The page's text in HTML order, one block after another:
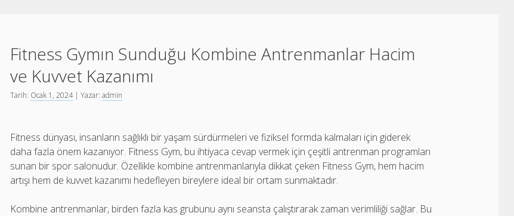
Fitness Gymın Sunduğu Kombine Antrenmanlar Hacim
ve Kuvvet Kazanımı
Tarih: Ocak 1, 2024| Yazar:admin
Fitness dünyası, insanların sağlıklı bir yaşam sürdürmeleri ve fiziksel formda kalmaları için giderek
daha fazla önem kazanıyor. Fitness Gym, bu ihtiyaca cevap vermek için çeşitli antrenman programları
sunan bir spor salonudur. Özellikle kombine antrenmanlarıyla dikkat çeken Fitness Gym, hem hacim
artışı hem de kuvvet kazanımı hedefleyen bireylere ideal bir ortam sunmaktadır.
Kombine antrenmanlar, birden fazla kas grubunu aynı seansta çalıştırarak zaman verimliliği sağlar. Bu